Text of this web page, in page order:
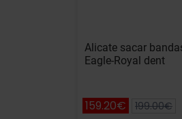
Alicate sacar
Eagle-Royal dent
159.20€ 199.00€